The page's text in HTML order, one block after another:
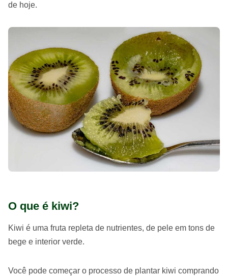
de hoje.
O que é kiwi?
Kiwi é uma fruta repleta de nutrientes, de pele em tons de
bege e interior verde.
Você pode começar o processo de plantar kiwi comprando